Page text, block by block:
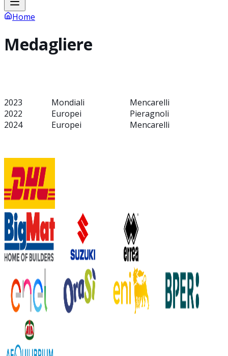
Home
Medagliere
2023 Mondiali
Mencarelli
2022
Europei
Pieragnoli
2024
Europei Mencarelli